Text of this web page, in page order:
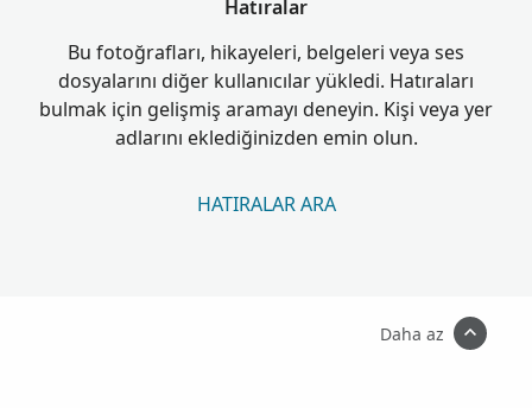
Hatıralar
Bu fotoğrafları, hikayeleri, belgeleri veya ses
dosyalarını diğer kullanıcılar yükledi. Hatıraları
bulmak için gelişmiş aramayı deneyin. Kişi veya yer
adlarını eklediğinizden emin olun.
HATIRALAR ARA
Daha az